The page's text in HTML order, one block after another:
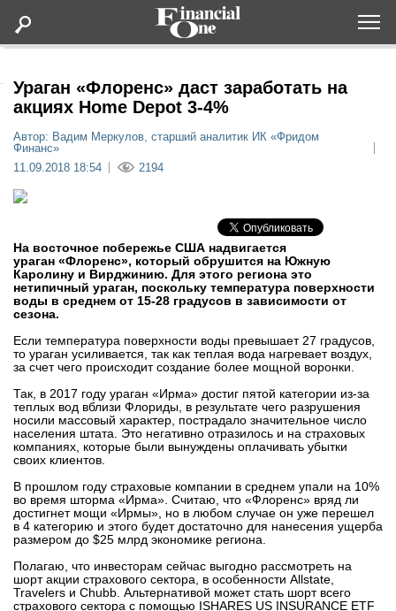
Статьи
Мероприятия
Интервью
вконтакте
телеграм
Вход
Ураган «Флоренс» даст заработать на
акциях Home Depot 3-4%
Автор: Вадим Меркулов, старший аналитик ИК «Фридом
Финанс»
11.09.2018 18:54
2194
На восточное побережье США надвигается
ураган «Флоренс», который обрушится на Южную
Каролину и Вирджинию. Для этого региона это
нетипичный ураган, поскольку температура поверхности
воды в среднем от 15-28 градусов в зависимости от
сезона.
Если температура поверхности воды превышает 27 градусов,
то ураган усиливается, так как теплая вода нагревает воздух,
за счет чего происходит создание более мощной воронки.
Так, в 2017 году ураган «Ирма» достиг пятой категории из-за
теплых вод вблизи Флориды, в результате чего разрушения
носили массовый характер, пострадало значительное число
населения штата. Это негативно отразилось и на страховых
компаниях, которые были вынуждены оплачивать убытки
своих клиентов.
В прошлом году страховые компании в среднем упали на 10%
во время шторма «Ирма». Считаю, что «Флоренс» вряд ли
достигнет мощи «Ирмы», но в любом случае он уже перешел
в 4 категорию и этого будет достаточно для нанесения ущерба
размером до $25 млрд экономике региона.
Полагаю, что инвесторам сейчас выгодно рассмотреть на
шорт акции страхового сектора, в особенности Allstate,
Travelers и Chubb. Альтернативой может стать шорт всего
страхового сектора с помощью ISHARES US INSURANCE ETF